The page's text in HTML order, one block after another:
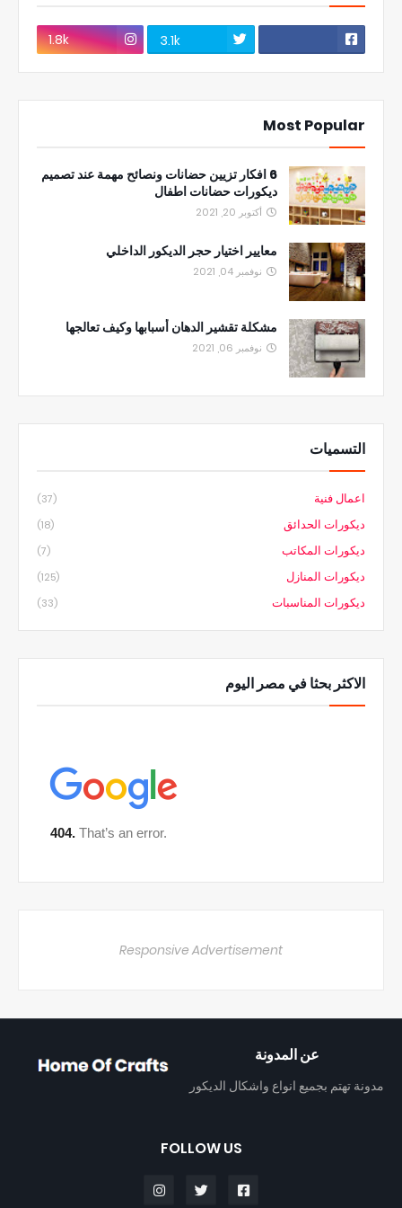
3.1k
1.8k
Most Popular
6 افكار تزيين حضانات ونصائح مهمة عند تصميم
ديكورات حضانات اطفال
أكتوبر 20, 2021
معايير اختيار حجر الديكور الداخلي
نوفمبر 04, 2021
مشكلة تقشير الدهان أسبابها وكيف تعالجها
نوفمبر 06, 2021
التسميات
اعمال فنية (37)
ديكورات الحدائق (18)
ديكورات المكاتب (7)
ديكورات المنازل (125)
ديكورات المناسبات (33)
الاكثر بحثا في مصر اليوم
Responsive Advertisement
عن المدونة
مدونة تهتم بجميع انواع واشكال الديكور
FOLLOW US